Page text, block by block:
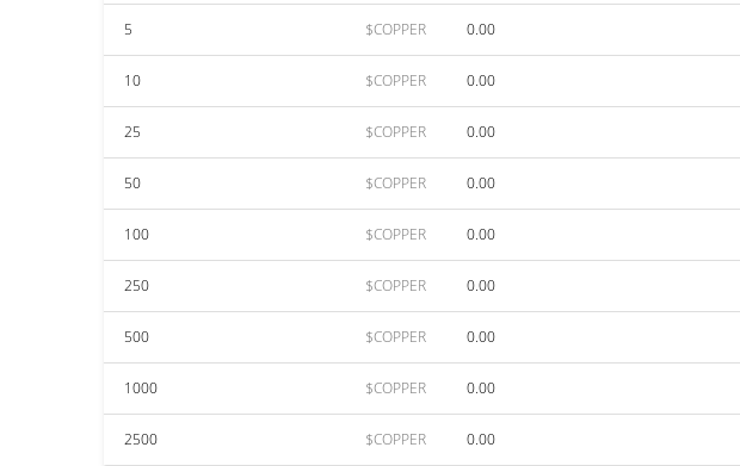
5 $COPPER 0.00
10 $COPPER 0.00
25 $COPPER 0.00
50 $COPPER 0.00
100 $COPPER 0.00
250 $COPPER 0.00
500 $COPPER 0.00
1000 $COPPER 0.00
2500 $COPPER 0.00